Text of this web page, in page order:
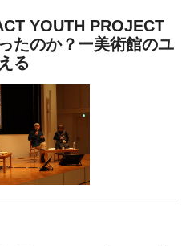
YOUTH PROJECT
たのか？ー美術館のユ
る